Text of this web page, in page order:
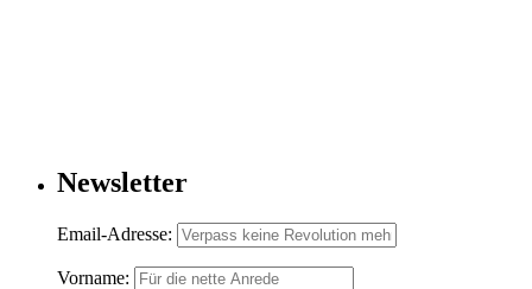
Newsletter
Email-Adresse:
Vorname: